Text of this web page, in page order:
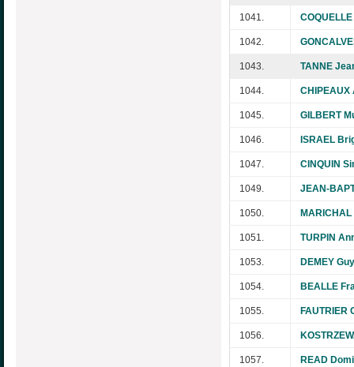
1041.
1042.
1043. TANNE
1044. CHIPEAUX
1045. GILBERT
1046. ISRAEL
1047. CINQUIN
1049. JEAN-
1050.
1051. TURPIN
1053. DEMEY Guy
1054. BEALLE
1055. FAUTRIER
1056.
1057. READ